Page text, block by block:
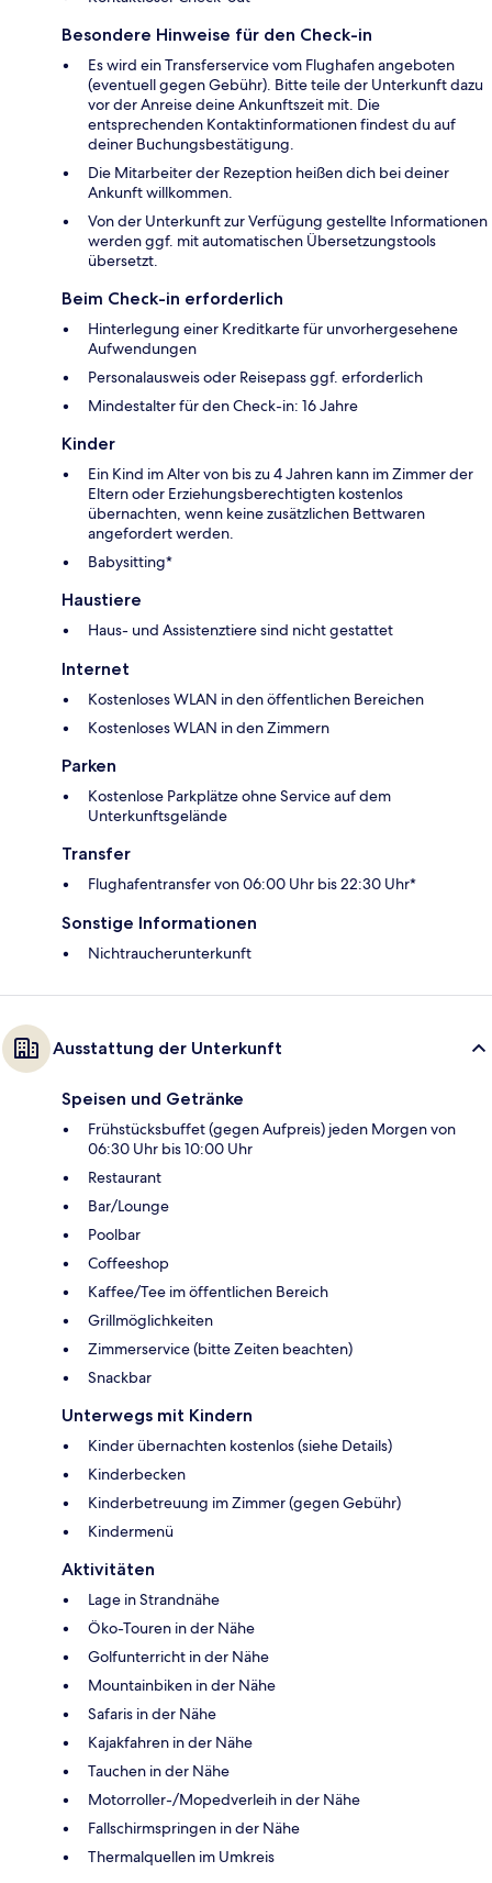
Besondere Hinweise für den Check-in
Es wird ein Transferservice vom Flughafen angeboten
(eventuell gegen Gebühr). Bitte teile der Unterkunft dazu
vor der Anreise deine Ankunftszeit mit. Die
entsprechenden Kontaktinformationen findest du auf
deiner Buchungsbestätigung.
Die Mitarbeiter der Rezeption heißen dich bei deiner
Ankunft willkommen.
Von der Unterkunft zur Verfügung gestellte Informationen
werden ggf. mit automatischen Übersetzungstools
übersetzt.
Beim Check-in erforderlich
Hinterlegung einer Kreditkarte für unvorhergesehene
Aufwendungen
Personalausweis oder Reisepass ggf. erforderlich
Mindestalter für den Check-in: 16 Jahre
Kinder
Ein Kind im Alter von bis zu 4 Jahren kann im Zimmer der
Eltern oder Erziehungsberechtigten kostenlos
übernachten, wenn keine zusätzlichen Bettwaren
angefordert werden.
Babysitting*
Haustiere
Haus- und Assistenztiere sind nicht gestattet
Internet
Kostenloses WLAN in den öffentlichen Bereichen
Kostenloses WLAN in den Zimmern
Parken
Kostenlose Parkplätze ohne Service auf dem
Unterkunftsgelände
Transfer
Flughafentransfer von 06:00 Uhr bis 22:30 Uhr*
Sonstige Informationen
Nichtraucherunterkunft
Ausstattung der Unterkunft
Speisen und Getränke
Frühstücksbuffet (gegen Aufpreis) jeden Morgen von
06:30 Uhr bis 10:00 Uhr
Restaurant
Bar/Lounge
Poolbar
Coffeeshop
Kaffee/Tee im öffentlichen Bereich
Grillmöglichkeiten
Zimmerservice (bitte Zeiten beachten)
Snackbar
Unterwegs mit Kindern
Kinder übernachten kostenlos (siehe Details)
Kinderbecken
Kinderbetreuung im Zimmer (gegen Gebühr)
Kindermenü
Aktivitäten
Lage in Strandnähe
Öko-Touren in der Nähe
Golfunterricht in der Nähe
Mountainbiken in der Nähe
Safaris in der Nähe
Kajakfahren in der Nähe
Tauchen in der Nähe
Motorroller-/Mopedverleih in der Nähe
Fallschirmspringen in der Nähe
Thermalquellen im Umkreis